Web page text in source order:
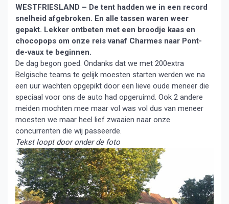
WESTFRIESLAND – De tent hadden we in een record
snelheid afgebroken. En alle tassen waren weer
gepakt. Lekker ontbeten met een broodje kaas en
chocopops om onze reis vanaf Charmes naar Pont-
de-vaux te beginnen.
De dag begon goed. Ondanks dat we met 200extra
Belgische teams te gelijk moesten starten werden we na
een uur wachten opgepikt door een lieve oude meneer die
speciaal voor ons de auto had opgeruimd. Ook 2 andere
meiden mochten mee maar vol was vol dus van meneer
moesten we maar heel lief zwaaien naar onze
concurrenten die wij passeerde.
Tekst loopt door onder de foto